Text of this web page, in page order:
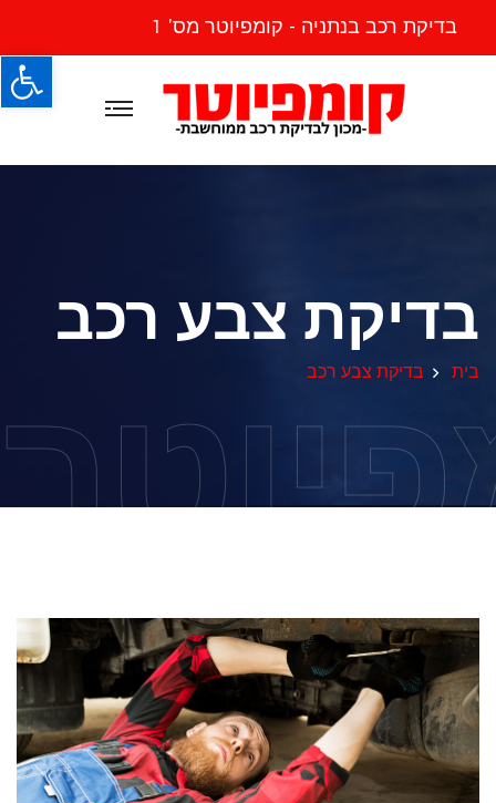
בדיקת רכב בנתניה - קומפיוטר מס' 1
בדיקת צבע רכב
בית בדיקת צבע רכב